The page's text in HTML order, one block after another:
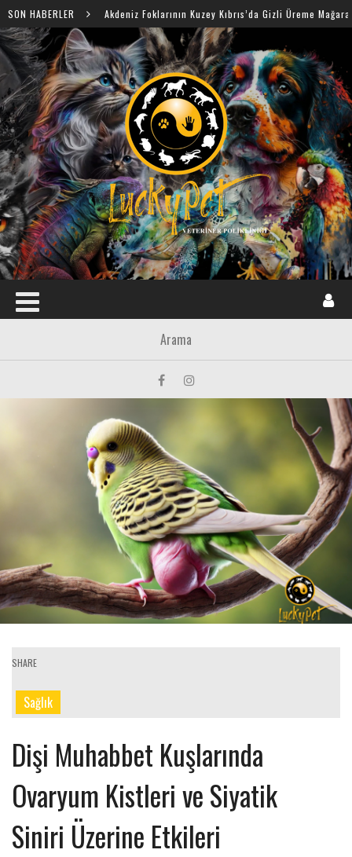
SON HABERLERAkdeniz Foklarının Kuzey Kıbrıs’da Gizli Üreme Mağaraları
SHARE
Sağlık
Dişi Muhabbet Kuşlarında
Ovaryum Kistleri ve Siyatik
Siniri Üzerine Etkileri